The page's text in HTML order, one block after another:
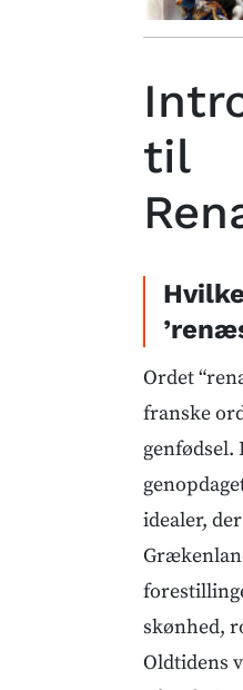
til
Ordet
franske
genfødsel.
idealer,
skønhed,
Oldtidens